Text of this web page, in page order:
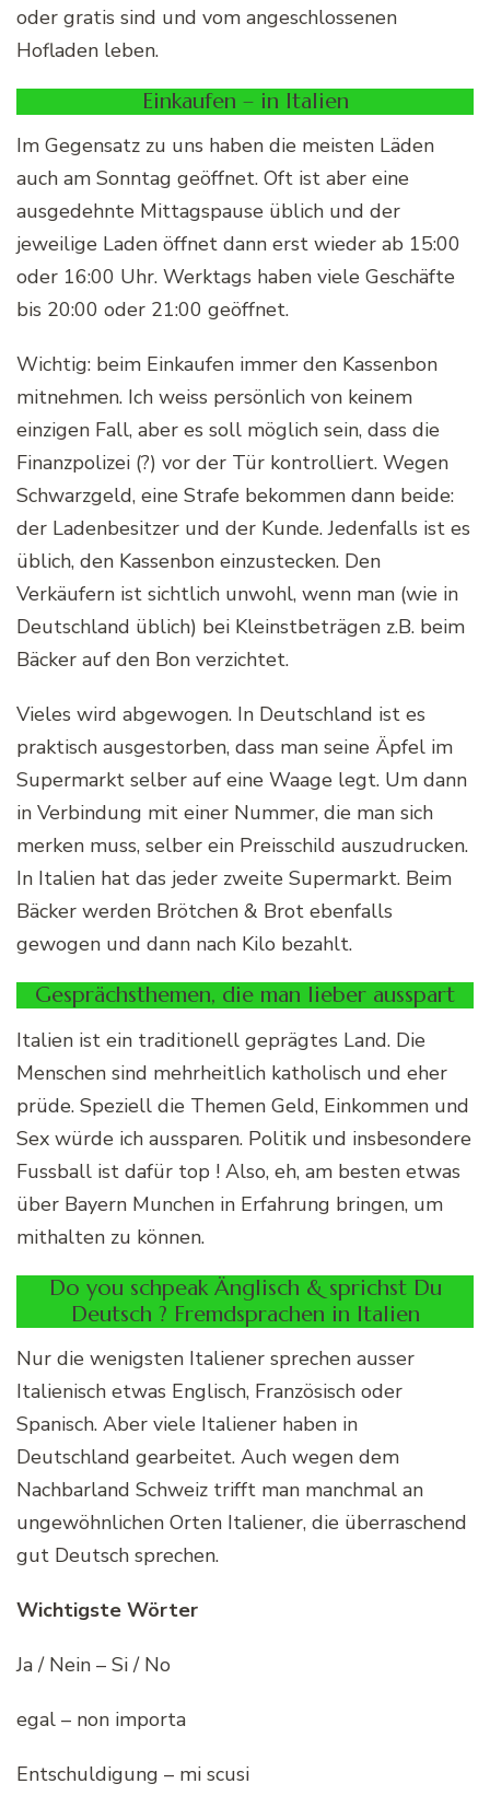
oder gratis sind und vom angeschlossenen
Hofladen leben.
Einkaufen – in Italien
Im Gegensatz zu uns haben die meisten Läden
auch am Sonntag geöffnet. Oft ist aber eine
ausgedehnte Mittagspause üblich und der
jeweilige Laden öffnet dann erst wieder ab 15:00
oder 16:00 Uhr. Werktags haben viele Geschäfte
bis 20:00 oder 21:00 geöffnet.
Wichtig: beim Einkaufen immer den Kassenbon
mitnehmen. Ich weiss persönlich von keinem
einzigen Fall, aber es soll möglich sein, dass die
Finanzpolizei (?) vor der Tür kontrolliert. Wegen
Schwarzgeld, eine Strafe bekommen dann beide:
der Ladenbesitzer und der Kunde. Jedenfalls ist es
üblich, den Kassenbon einzustecken. Den
Verkäufern ist sichtlich unwohl, wenn man (wie in
Deutschland üblich) bei Kleinstbeträgen z.B. beim
Bäcker auf den Bon verzichtet.
Vieles wird abgewogen. In Deutschland ist es
praktisch ausgestorben, dass man seine Äpfel im
Supermarkt selber auf eine Waage legt. Um dann
in Verbindung mit einer Nummer, die man sich
merken muss, selber ein Preisschild auszudrucken.
In Italien hat das jeder zweite Supermarkt. Beim
Bäcker werden Brötchen & Brot ebenfalls
gewogen und dann nach Kilo bezahlt.
Gesprächsthemen, die man lieber ausspart
Italien ist ein traditionell geprägtes Land. Die
Menschen sind mehrheitlich katholisch und eher
prüde. Speziell die Themen Geld, Einkommen und
Sex würde ich aussparen. Politik und insbesondere
Fussball ist dafür top ! Also, eh, am besten etwas
über Bayern Munchen in Erfahrung bringen, um
mithalten zu können.
Do you schpeak Änglisch & sprichst Du
Deutsch ? Fremdsprachen in Italien
Nur die wenigsten Italiener sprechen ausser
Italienisch etwas Englisch, Französisch oder
Spanisch. Aber viele Italiener haben in
Deutschland gearbeitet. Auch wegen dem
Nachbarland Schweiz trifft man manchmal an
ungewöhnlichen Orten Italiener, die überraschend
gut Deutsch sprechen.
Wichtigste Wörter
Ja / Nein – Si / No
egal – non importa
Entschuldigung – mi scusi